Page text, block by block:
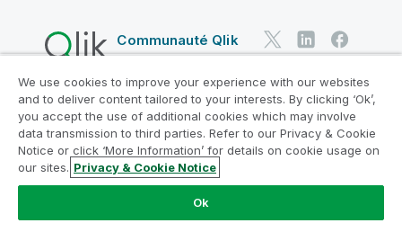
Communauté Qlik
Contrats juridiques
Conditions d'utilisation des produits
Legal Policies
Conditions légales
Conditions d'utilisation
Marques
Do Not Share My Info
Copyright © 1993-2026 QlikTech International AB. Tous
We use cookies to improve your experience with our websites
and to deliver content tailored to your interests. By clicking ‘Ok’,
you accept the use of additional cookies which may involve
data transmission to third parties. Refer to our Privacy & Cookie
Notice or click ‘More Information’ for details on cookie usage on
our sites. Privacy & Cookie Notice
Ok